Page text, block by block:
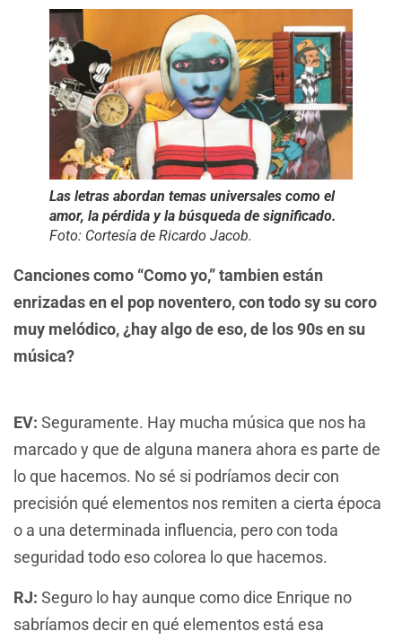
Las letras abordan temas universales como el
amor, la pérdida y la búsqueda de significado.
Foto: Cortesía de Ricardo Jacob.
Canciones como “Como yo,” tambien están
enrizadas en el pop noventero, con todo sy su coro
muy melódico, ¿hay algo de eso, de los 90s en su
música?
EV: Seguramente. Hay mucha música que nos ha
marcado y que de alguna manera ahora es parte de
lo que hacemos. No sé si podríamos decir con
precisión qué elementos nos remiten a cierta época
o a una determinada influencia, pero con toda
seguridad todo eso colorea lo que hacemos.
RJ: Seguro lo hay aunque como dice Enrique no
sabríamos decir en qué elementos está esa